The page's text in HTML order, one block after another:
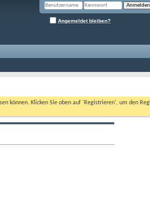
Angemeldet bleiben?
können. Klicken Sie oben auf 'Registrieren', um den